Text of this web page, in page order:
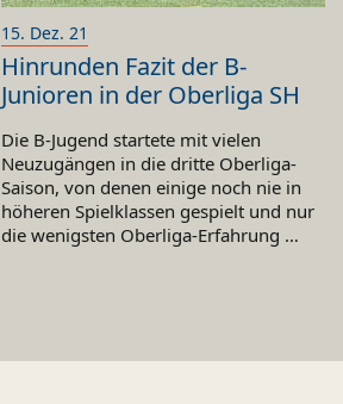
15. Dez. 21
Hinrunden Fazit der B-
Junioren in der Oberliga SH
Die B-Jugend startete mit vielen
Neuzugängen in die dritte Oberliga-
Saison, von denen einige noch nie in
höheren Spielklassen gespielt und nur
die wenigsten Oberliga-Erfahrung …